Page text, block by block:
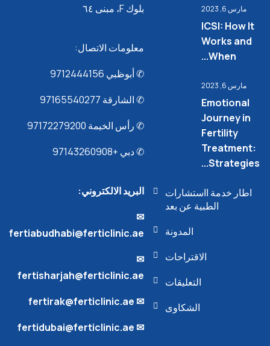
مارس 6, 2023
ICSI: How It
Works and
When...
مارس 6, 2023
Emotional
Journey in
Fertility
Treatment:
Strategies...
اطار خدمة ااستشارات
الطبية عن بعد
المدونة
الاقتراحات
التعليقات
الشكاوى
بلوك F، مبنى ٦٤
معلومات الاتصال:
✆ أبوظبي 9712444156
✆ الشارقة 97165540277
✆ رأس الخيمة 97172279200
✆ دبي +97143260908
البريد الالكتروني:
✉︎
fertiabudhabi@ferticlinic.ae
✉︎
fertisharjah@ferticlinic.ae
✉︎ fertirak@ferticlinic.ae
✉︎ fertidubai@ferticlinic.ae